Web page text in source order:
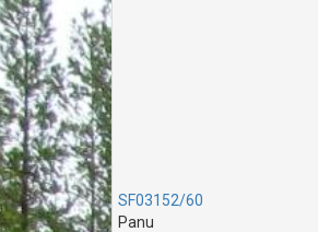
SF03152/60
Panu